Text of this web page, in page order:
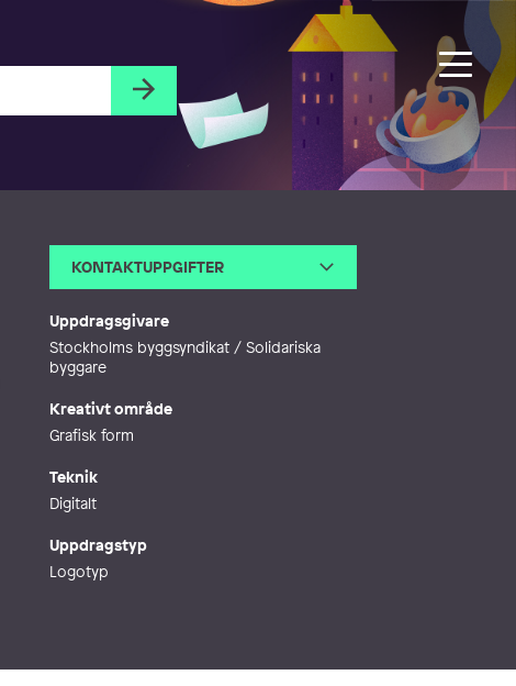
KONTAKTUPPGIFTER
Webb http://www.k-a-r-i-n.biz
Uppdragsgivare
Stockholms byggsyndikat / Solidariska
byggare
Kreativt område
Grafisk form
Teknik
Digitalt
Uppdragstyp
Logotyp